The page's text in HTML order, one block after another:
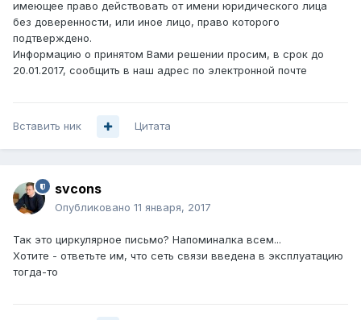
имеющее право действовать от имени юридического лица
без доверенности, или иное лицо, право которого
подтверждено.
Информацию о принятом Вами решении просим, в срок до
20.01.2017, сообщить в наш адрес по электронной почте
Вставить ник Цитата
svcons
Опубликовано 11 января, 2017
Так это циркулярное письмо? Напоминалка всем...
Хотите - ответьте им, что сеть связи введена в эксплуатацию
тогда-то